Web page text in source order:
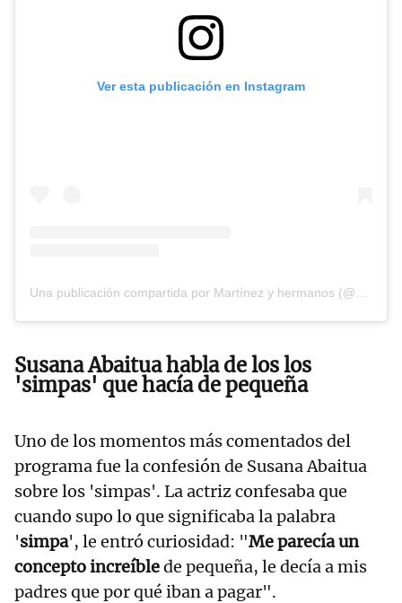
Ver esta publicación en Instagram
Susana Abaitua habla de los los
'simpas' que hacía de pequeña
Uno de los momentos más comentados del
programa fue la confesión de Susana Abaitua
sobre los 'simpas'. La actriz confesaba que
cuando supo lo que significaba la palabra
'simpa', le entró curiosidad: "Me parecía un
concepto increíblede pequeña, le decía a mis
padres que por qué iban a pagar".